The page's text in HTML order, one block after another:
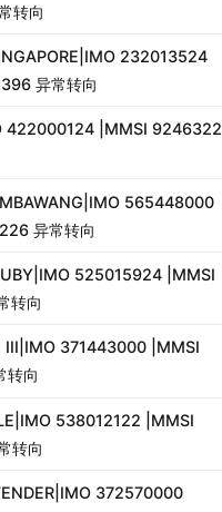
转向
232013524
异常转向
422000124 |MMSI 9246322
565448000
异常转向
525015924 |MMSI
转向
III|IMO 371443000 |MMSI
转向
538012122 |MMSI
转向
372570000